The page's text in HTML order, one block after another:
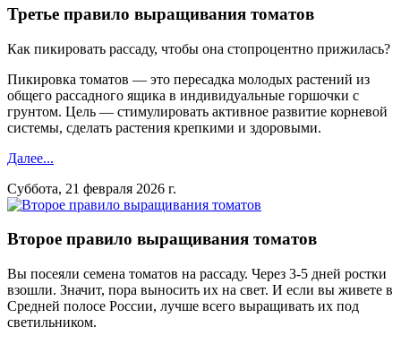
Третье правило выращивания томатов
Как пикировать рассаду, чтобы она стопроцентно прижилась?
Пикировка томатов — это пересадка молодых растений из
общего рассадного ящика в индивидуальные горшочки с
грунтом. Цель — стимулировать активное развитие корневой
системы, сделать растения крепкими и здоровыми.
Далее...
Суббота, 21 февраля 2026 г.
Второе правило выращивания томатов
Вы посеяли семена томатов на рассаду. Через 3-5 дней ростки
взошли. Значит, пора выносить их на свет. И если вы живете в
Средней полосе России, лучше всего выращивать их под
светильником.